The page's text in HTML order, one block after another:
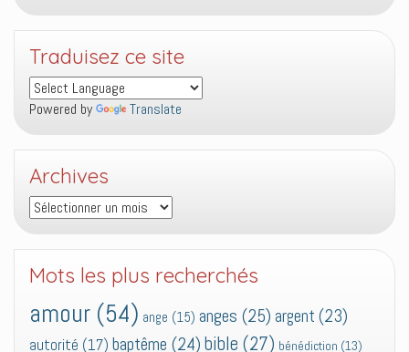
Traduisez ce site
Powered by Translate
Archives
Archives
Mots les plus recherchés
amour (54) ange (15) anges (25) argent (23)
autorité (17) baptême (24) bible (27) bénédiction (13)